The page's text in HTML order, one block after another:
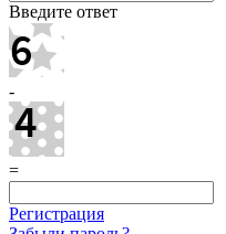
Введите ответ
-
=
Регистрация